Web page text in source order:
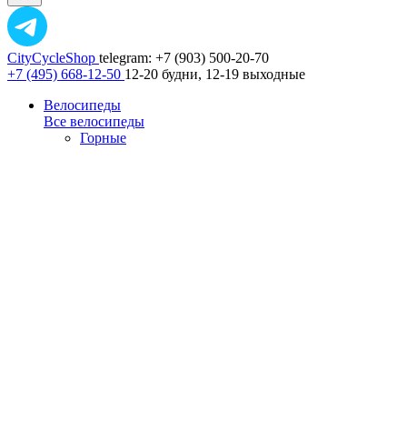
CityCycleShop telegram: +7 (903) 500-20-70
+7 (495) 668-12-50 12-20 будни, 12-19 выходные
Велосипеды
Все велосипеды
Горные